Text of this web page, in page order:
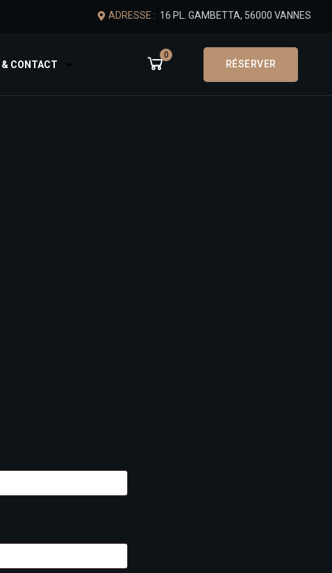
ADRESSE : 16 PL. GAMBETTA, 56000 VANNES
& CONTACT
0
RÉSERVER